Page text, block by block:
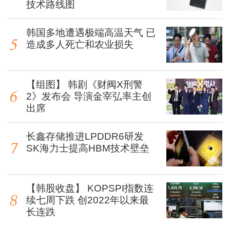
技术路线图
韩国多地遭遇极端高温天气 已
造成多人死亡和农业损失
【组图】 韩剧《财阀X刑警
2》发布会 导演金宰弘率主创
出席
长鑫存储推进LPDDR6研发
SK海力士提高HBM技术壁垒
【韩股收盘】 KOPSPI指数连
续七周下跌 创2022年以来最
长连跌